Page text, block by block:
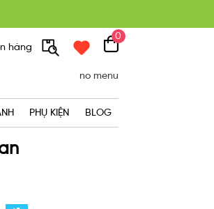
hàng
0
no menu
PHỤ KIỆN BLOG